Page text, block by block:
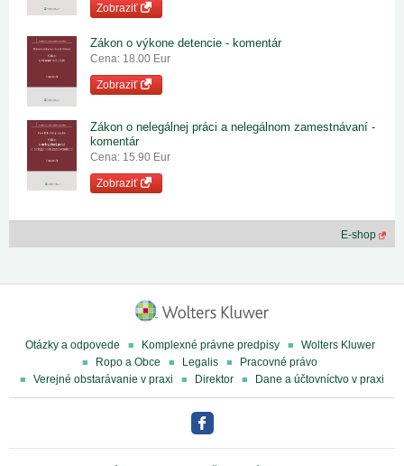
Zobraziť
Zákon o výkone detencie - komentár
Cena: 18.00 Eur
Zobraziť
Zákon o nelegálnej práci a nelegálnom zamestnávaní -
komentár
Cena: 15.90 Eur
Zobraziť
E-shop
Otázky a odpovede Komplexné právne predpisy
Wolters Kluwer
Ropo a Obce
Legalis
Pracovné právo
Verejné obstarávanie v praxi
Direktor Dane a účtovníctvo v praxi